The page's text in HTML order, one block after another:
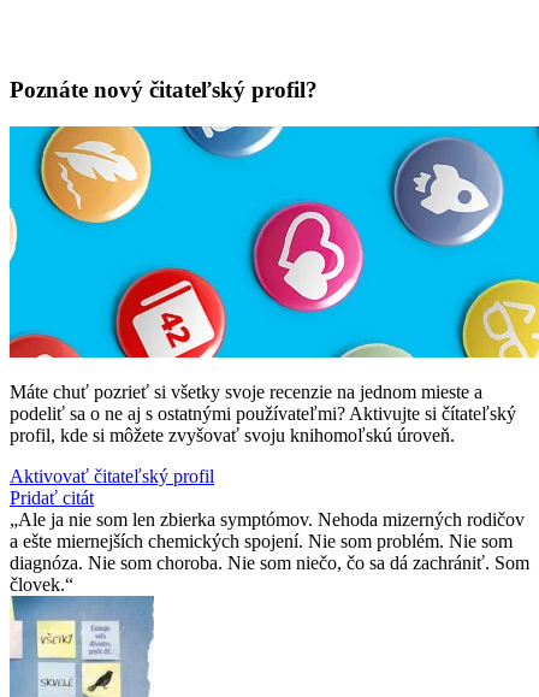
Poznáte nový čitateľský profil?
Máte chuť pozrieť si všetky svoje recenzie na jednom mieste a
podeliť sa o ne aj s ostatnými používateľmi? Aktivujte si čítateľský
profil, kde si môžete zvyšovať svoju knihomoľskú úroveň.
Aktivovať čitateľský profil
Pridať citát
Ale ja nie som len zbierka symptómov. Nehoda mizerných rodičov
a ešte miernejších chemických spojení. Nie som problém. Nie som
diagnóza. Nie som choroba. Nie som niečo, čo sa dá zachrániť. Som
človek.